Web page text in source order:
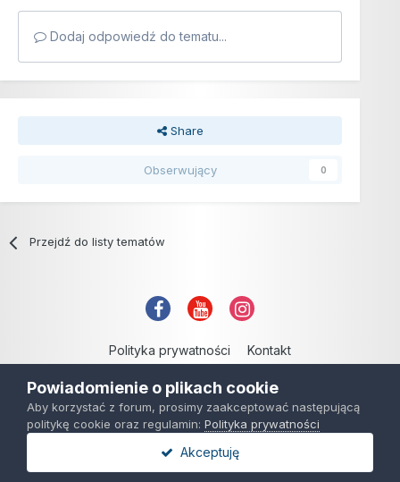
Dodaj odpowiedź do tematu...
Share
Obserwujący 0
Przejdź do listy tematów
Polityka prywatności Kontakt
Powered by Invision Community
Powiadomienie o plikach cookie
Aby korzystać z forum, prosimy zaakceptować następującą
politykę cookie oraz regulamin: Polityka prywatności
Akceptuję